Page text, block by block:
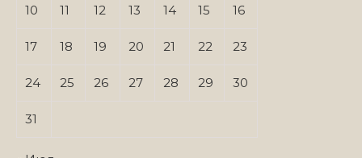
10 11 12 13 14 15 16
17 18 19 20 21 22 23
24 25 26 27 28 29 30
31